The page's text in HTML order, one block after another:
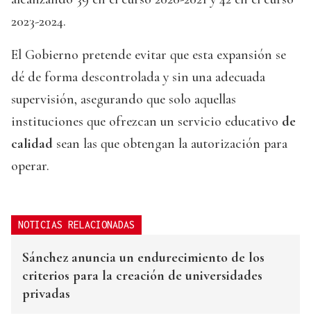
2023-2024.
El Gobierno pretende evitar que esta expansión se
dé de forma descontrolada y sin una adecuada
supervisión, asegurando que solo aquellas
instituciones que ofrezcan un servicio educativo de
calidad sean las que obtengan la autorización para
operar.
NOTICIAS RELACIONADAS
Sánchez anuncia un endurecimiento de los
criterios para la creación de universidades
privadas